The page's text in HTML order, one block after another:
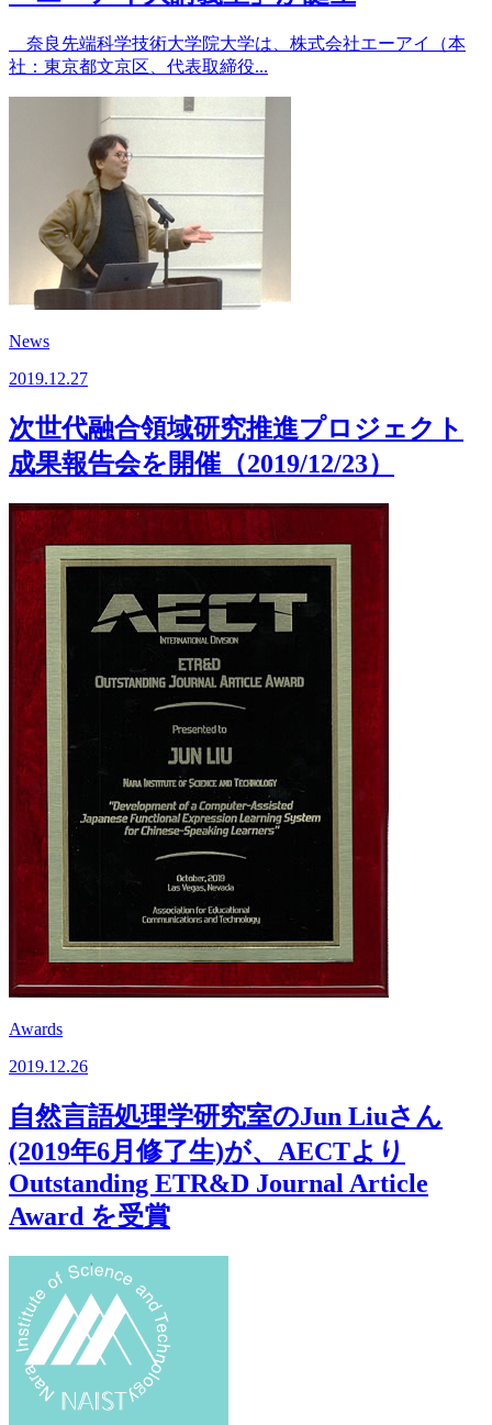
奈良先端科学技術大学院大学は、株式会社エーアイ（本
社：東京都文京区、代表取締役...
News
2019.12.27
次世代融合領域研究推進プロジェクト
成果報告会を開催（2019/12/23）
Awards
2019.12.26
自然言語処理学研究室のJun Liuさん
(2019年6月修了生)が、AECTより
Outstanding ETR&D Journal Article
Award を受賞